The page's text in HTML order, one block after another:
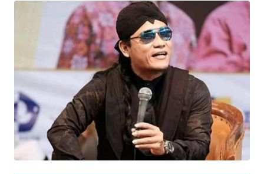
SAINS-TEKNO
KESEHATAN
INTERNASIONAL
SERBA-SERBI